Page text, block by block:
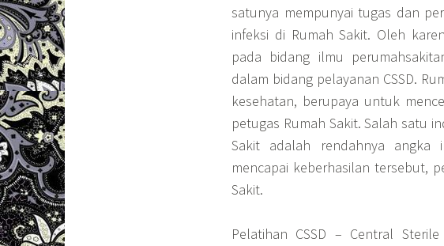
satunya mempunyai tugas dan
infeksi di Rumah Sakit. Oleh
pada bidang ilmu
dalam bidang pelayanan CSSD.
kesehatan, berupaya untuk
petugas Rumah Sakit. Salah satu
Sakit adalah rendahnya angka
mencapai keberhasilan tersebut,
Sakit.
Pelatihan CSSD – Central